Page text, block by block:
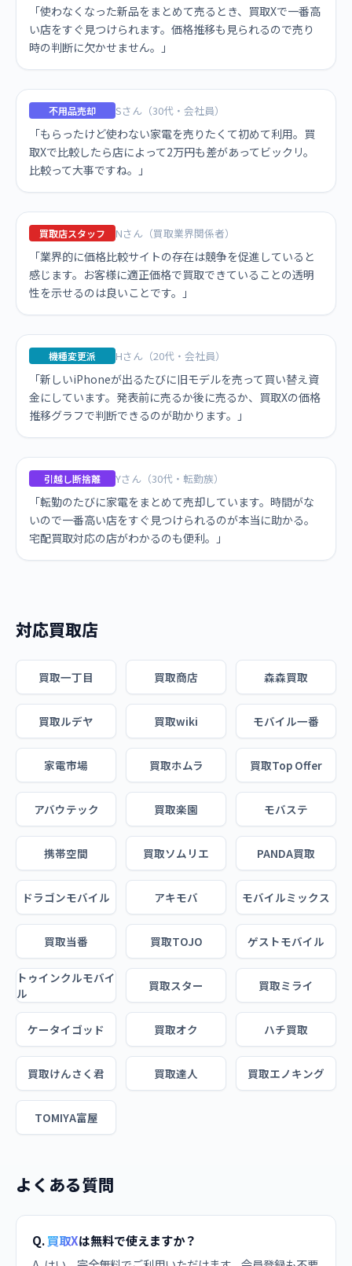
「使わなくなった新品をまとめて売るとき、買取Xで一番高
い店をすぐ見つけられます。価格推移も見られるので売り
時の判断に欠かせません。」
不用品売却 Sさん（30代・会社員）
「もらったけど使わない家電を売りたくて初めて利用。買
取Xで比較したら店によって2万円も差があってビックリ。
比較って大事ですね。」
買取店スタッフ Nさん（買取業界関係者）
「業界的に価格比較サイトの存在は競争を促進していると
感じます。お客様に適正価格で買取できていることの透明
性を示せるのは良いことです。」
機種変更派 Hさん（20代・会社員）
「新しいiPhoneが出るたびに旧モデルを売って買い替え資
金にしています。発表前に売るか後に売るか、買取Xの価格
推移グラフで判断できるのが助かります。」
引越し断捨離 Yさん（30代・転勤族）
「転勤のたびに家電をまとめて売却しています。時間がな
いので一番高い店をすぐ見つけられるのが本当に助かる。
宅配買取対応の店がわかるのも便利。」
対応買取店
買取一丁目 買取商店 森森買取
買取ルデヤ 買取wiki モバイル一番
家電市場 買取ホムラ 買取Top Offer
アバウテック 買取楽園 モバステ
携帯空間 買取ソムリエ PANDA買取
ドラゴンモバイル アキモバ モバイルミックス
買取当番 買取TOJO ゲストモバイル
トゥインクルモバイ
ル
買取スター 買取ミライ
ケータイゴッド 買取オク ハチ買取
買取けんさく君 買取達人 買取エノキング
TOMIYA富屋
よくある質問
Q.買取Xは無料で使えますか？